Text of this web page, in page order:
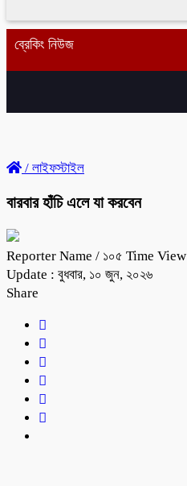
ব্রেকিং নিউজ
/ লাইফস্টাইল
বারবার হাঁচি এলে যা করবেন
Reporter Name / ১০৫ Time View
Update : বুধবার, ১০ জুন, ২০২৬
Share